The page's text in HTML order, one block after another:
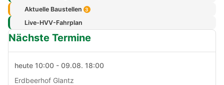
Aktuelle Baustellen 3
Live-HVV-Fahrplan
Nächste Termine
heute 10:00 - 09.08. 18:00
Erdbeerhof Glantz